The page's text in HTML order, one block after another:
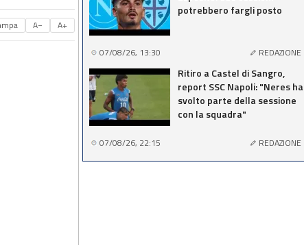
A− A+
potrebbero fargli posto
07/08/26, 13:30 REDAZIONE
Ritiro a Castel di Sangro,
report SSC Napoli: "Neres ha
svolto parte della sessione
con la squadra"
07/08/26, 22:15 REDAZIONE